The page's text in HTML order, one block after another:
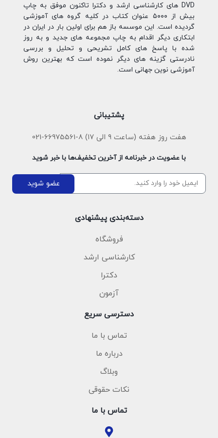
DVD های کارشناسی ارشد و دکترا تاکنون موفق به چاپ
بیش از ۵۰۰۰ عنوان کتاب در کلیه گروه های آموزشی
گردیده است. این موسسه باز هم برای اولین بار در ایران در
ابتکاری دیگر اقدام به چاپ مجموعه های جدید و به روز
شده با پاسخ های کامل تشریحی و تحلیل و بررسی
نادرستی گزینه های دیگر نموده است که بهترین روش
آموزشی نوین جهانی است.
پشتیبانی
هفت روز هفته (ساعت ۹ الی ۱۷) 8-66975561-021
با عضویت در خبرنامه از آخرین تخفیف‌ها با خبر شوید
عضو شوید
دسته‌بندی پیشنهادی
فروشگاه
کارشناسی ارشد
دکترا
آزمون
دسترسی سریع
تماس با ما
درباره ما
وبلاگ
نکات حقوقی
تماس با ما